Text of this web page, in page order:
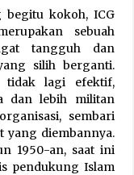
kokoh, ICG
sebuah
tangguh dan
silih berganti.
tidak lagi efektif,
dan lebih militan
sembari
yang diembannya.
1950-an, saat ini
pendukung Islam